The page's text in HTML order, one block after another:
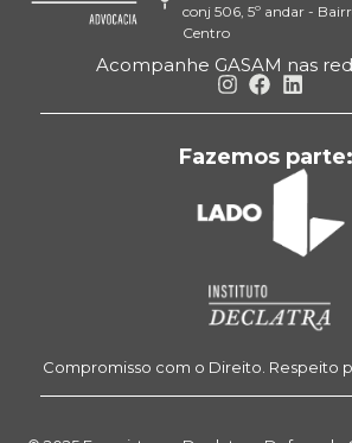
conj 506, 5º andar -
Centro
Acompanhe GASAM nas
Fazemos parte:
Compromisso com o Direito. Respeito